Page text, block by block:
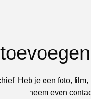
Heb je een foto,
neem even